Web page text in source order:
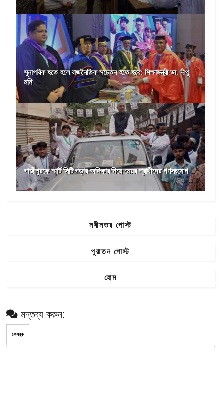
সুনাগরিক হতে হলে রাজনৈতিক সচেতন হতে হবে: শিক্ষামন্ত্রী ডা. দীপু
মনি
গাজীপুরকে স্মার্ট সিটি গড়ার অঙ্গিকার নিয়ে মেয়র প্রার্থীদের গণসংযোগ
নবীনতর পোস্ট
পুরাতন পোস্ট
হোম
মন্তব্য করুন:
ফেসবুক